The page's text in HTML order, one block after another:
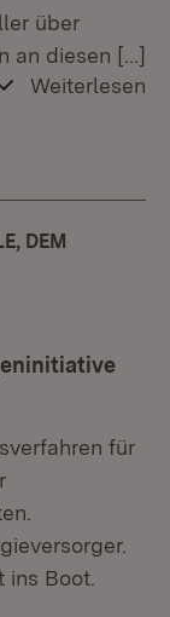
über
an diesen […]
Weiterlesen
DEM
für
ins Boot.